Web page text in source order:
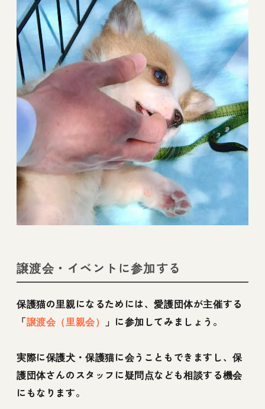
譲渡会・イベントに参加する
保護猫の里親になるためには、愛護団体が主催する
「譲渡会（里親会） 」に参加してみましょう。
実際に保護犬・保護猫に会うこともできますし、保
護団体さんのスタッフに疑問点なども相談する機会
にもなります。